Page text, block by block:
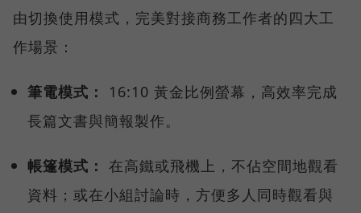
由切換使用模式，完美對接商務工作者的四大工
作場景：
筆電模式：
16:10 黃金比例螢幕，高效率完成
長篇文書與簡報製作。
帳篷模式： 在高鐵或飛機上，不佔空間地觀看
資料；或在小組討論時，方便多人同時觀看與